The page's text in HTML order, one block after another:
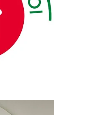
più
gli studenti